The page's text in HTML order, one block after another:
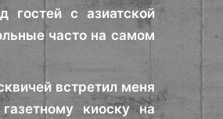
гостей с азиатской
часто на самом
встретил меня
киоску на